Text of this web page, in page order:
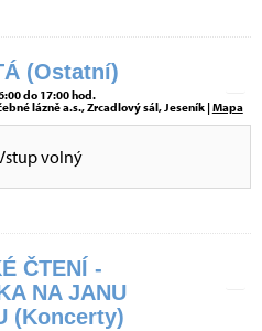
(Ostatní)
do 17:00 hod.
lázně a.s., Zrcadlový sál, Jeseník |Mapa
volný
ČTENÍ -
NA JANU
(Koncerty)